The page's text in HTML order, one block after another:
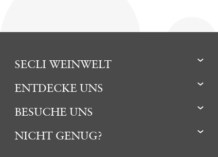
SECLI WEINWELT
ENTDECKE UNS
BESUCHE UNS
NICHT GENUG?